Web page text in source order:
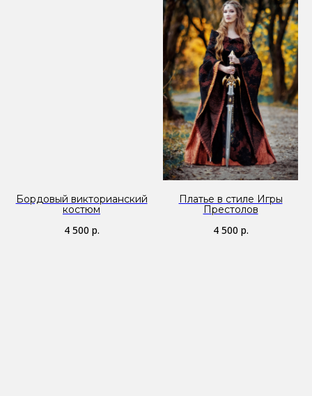
Бордовый викторианский
костюм
4 500 р.
Платье в стиле Игры
Престолов
4 500 р.